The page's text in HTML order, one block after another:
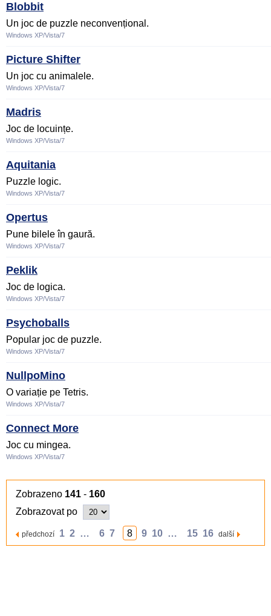
Blobbit
Un joc de puzzle neconvențional.
Windows XP/Vista/7
Picture Shifter
Un joc cu animalele.
Windows XP/Vista/7
Madris
Joc de locuințe.
Windows XP/Vista/7
Aquitania
Puzzle logic.
Windows XP/Vista/7
Opertus
Pune bilele în gaură.
Windows XP/Vista/7
Peklik
Joc de logica.
Windows XP/Vista/7
Psychoballs
Popular joc de puzzle.
Windows XP/Vista/7
NullpoMino
O variație pe Tetris.
Windows XP/Vista/7
Connect More
Joc cu mingea.
Windows XP/Vista/7
Zobrazeno 141 - 160
Zobrazovat po
předchozí 1 2 … 6 7 8 9 10 … 15 16 další